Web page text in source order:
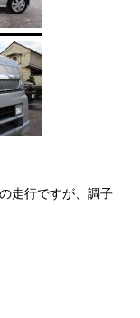
走行ですが、調子